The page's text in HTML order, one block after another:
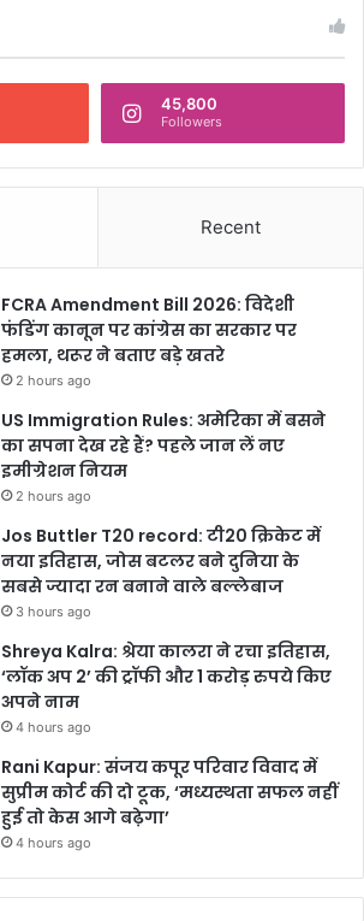
45,800
Followers
Recent
FCRA Amendment Bill 2026: विदेशी
फंडिंग कानून पर कांग्रेस का सरकार पर
हमला, थरूर ने बताए बड़े खतरे
2 hours ago
US Immigration Rules: अमेरिका में बसने
का सपना देख रहे हैं? पहले जान लें नए
इमीग्रेशन नियम
2 hours ago
Jos Buttler T20 record: टी20 क्रिकेट में
नया इतिहास, जोस बटलर बने दुनिया के
सबसे ज्यादा रन बनाने वाले बल्लेबाज
3 hours ago
Shreya Kalra: श्रेया कालरा ने रचा इतिहास,
‘लॉक अप 2’ की ट्रॉफी और 1 करोड़ रुपये किए
अपने नाम
4 hours ago
Rani Kapur: संजय कपूर परिवार विवाद में
सुप्रीम कोर्ट की दो टूक, ‘मध्यस्थता सफल नहीं
हुई तो केस आगे बढ़ेगा’
4 hours ago